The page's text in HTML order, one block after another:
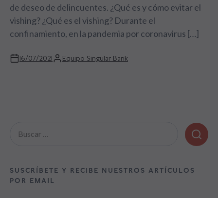
de deseo de delincuentes. ¿Qué es y cómo evitar el
vishing? ¿Qué es el vishing? Durante el
confinamiento, en la pandemia por coronavirus […]
16/07/2021 Equipo Singular Bank
SUSCRÍBETE Y RECIBE NUESTROS ARTÍCULOS
POR EMAIL